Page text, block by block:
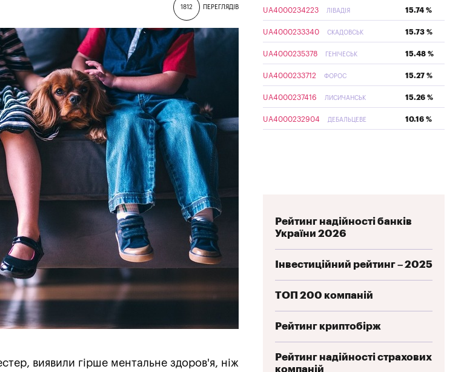
1812 ПЕРЕГЛЯДІВ
виявили гірше ментальне здоров'я, ніж
UA4000234223 ЛІВАДІЯ 15.74 %
UA4000233340 СКАДОВСЬК 15.73 %
UA4000235378 ГЕНІЧЕСЬК 15.48 %
UA4000233712 ФОРОС 15.27 %
UA4000237416 ЛИСИЧАНСЬК 15.26 %
UA4000232904 ДЕБАЛЬЦЕВЕ 10.16 %
Рейтинг надійності банків
України 2026
Інвестиційний рейтинг – 2025
ТОП 200 компаній
Рейтинг криптобірж
Рейтинг надійності страхових
компаній